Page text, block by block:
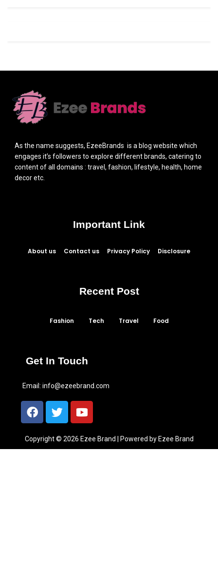
As the name suggests, EzeeBrands is a blog website which
engages it’s followers to explore different brands, catering to
content of all domains : travel, fashion, lifestyle, health, home
decor etc.
Important Link
About us Contact us Privacy Policy Disclosure
Recent Post
Fashion Tech Travel Food
Get In Touch
Email: info@ezeebrand.com
Copyright © 2026 Ezee Brand | Powered by Ezee Brand